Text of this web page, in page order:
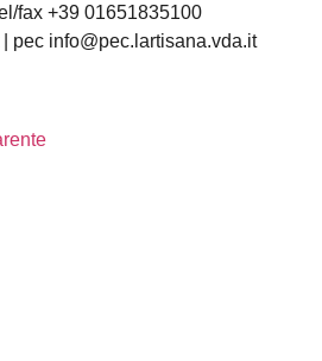
fax +39 01651835100
pec info@pec.lartisana.vda.it